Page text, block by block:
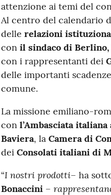
attenzione ai temi del
Al centro del calendario
delle relazioni
con il sindaco di
con i rappresentanti dei
delle importanti
comune.
La missione emiliano-
con l’Ambasciata
Baviera, la Camera di
dei Consolati italiani di
“I nostri prodotti– ha
Bonaccini–